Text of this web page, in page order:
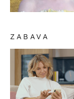
ZABAVA